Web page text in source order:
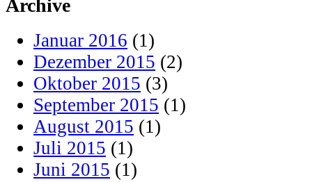
Archive
Januar 2016 (1)
Dezember 2015 (2)
Oktober 2015 (3)
September 2015 (1)
August 2015 (1)
Juli 2015 (1)
Juni 2015 (1)